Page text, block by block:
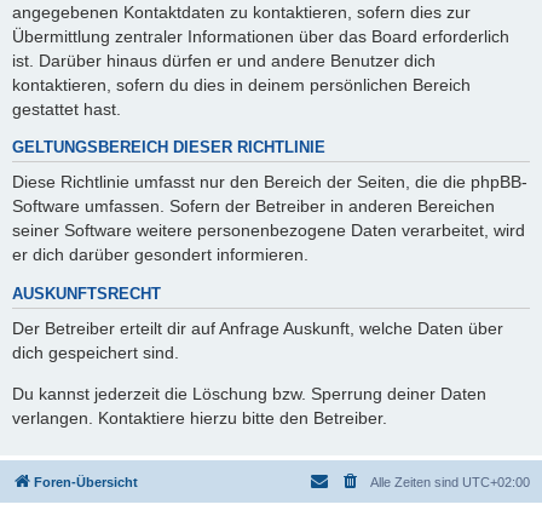
angegebenen Kontaktdaten zu kontaktieren, sofern dies zur
Übermittlung zentraler Informationen über das Board erforderlich
ist. Darüber hinaus dürfen er und andere Benutzer dich
kontaktieren, sofern du dies in deinem persönlichen Bereich
gestattet hast.
GELTUNGSBEREICH DIESER RICHTLINIE
Diese Richtlinie umfasst nur den Bereich der Seiten, die die phpBB-
Software umfassen. Sofern der Betreiber in anderen Bereichen
seiner Software weitere personenbezogene Daten verarbeitet, wird
er dich darüber gesondert informieren.
AUSKUNFTSRECHT
Der Betreiber erteilt dir auf Anfrage Auskunft, welche Daten über
dich gespeichert sind.
Du kannst jederzeit die Löschung bzw. Sperrung deiner Daten
verlangen. Kontaktiere hierzu bitte den Betreiber.
Foren-Übersicht Alle Zeiten sind UTC+02:00